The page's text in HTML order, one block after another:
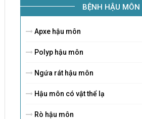
BỆNH HẬU MÔN
Apxe hậu môn
Polyp hậu môn
Ngứa rát hậu môn
Hậu môn có vật thể lạ
Rò hậu môn